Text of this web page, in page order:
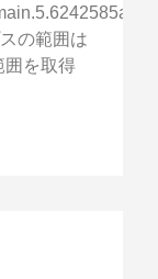
の範囲は
囲を取得